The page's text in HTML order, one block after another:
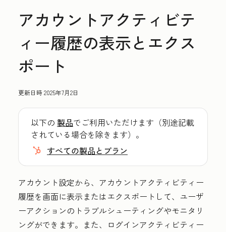
アカウントアクティビテ
ィー履歴の表示とエクス
ポート
更新日時2025年7月2日
以下の 製品でご利用いただけます（別途記載
されている場合を除きます）。
すべての製品とプラン
アカウント設定から、アカウントアクティビティー
履歴を画面に表示またはエクスポートして、ユーザ
ーアクションのトラブルシューティングやモニタリ
ングができます。また、ログインアクティビティー